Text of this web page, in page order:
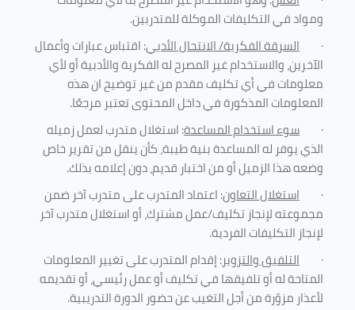
ومواد في التكليفاتالموكلة للمتدربين.
· السرقة الفكرية/ الانتحال الأدبي: اقتباس عبارات وأعمال
الآخرين، والاستخدام غير المصرح له الفكرية والأدبية أو لأي
معلومات في أي تكليف مقدم من غير توضيح ان هذه
المعلومات المذكورة في داخل المحتوى تعتبر مرجعًا.
· سوء استخدام المساعدة: استغلال متدرب لعمل زميله
الذي يوفر له المساعدة بنية طيبة، كأن ينقل من تقرير خاص
وضعه هذا الزميل أو من اختبار قديم، دون إعلامه بذلك.
· استغلال التعاون: اعتماد المتدرب على متدرب آخر ضمن
مجموعته لإنجاز تكليف/عمل مشترك، أو استغلال متدرب آخر
لإنجاز التكليفات الفردية.
· التلفيق والتزوير: إقدام المتدرب على تغيير المعلومات
المتاحة له أو تلفيقها في تكليف أو عمل رئيسي، أو تقديمه
لأعذار مزوّرة من أجل التغيب عن حضور الدورة التدريبية.